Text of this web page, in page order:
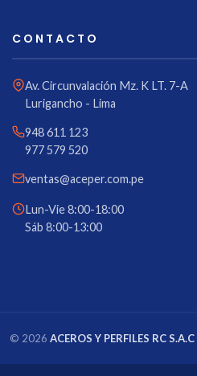
CONTACTO
Av. Circunvalación Mz. K LT. 7-A
Lurigancho - Lima
948 611 123
977 579 520
ventas@aceper.com.pe
Lun-Vie 8:00-18:00
Sáb 8:00-13:00
© 2026 ACEROS Y PERFILES RC S.A.C